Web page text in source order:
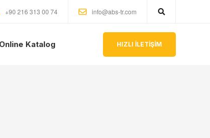
+90 216 313 00 74 info@abs-tr.com
Online Katalog HIZLI İLETİŞİM